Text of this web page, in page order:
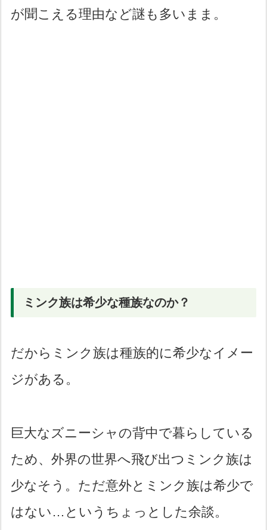
が聞こえる理由など謎も多いまま。
ミンク族は希少な種族なのか？
だからミンク族は種族的に希少なイメー
ジがある。
巨大なズニーシャの背中で暮らしている
ため、外界の世界へ飛び出つミンク族は
少なそう。ただ意外とミンク族は希少で
はない…というちょっとした余談。